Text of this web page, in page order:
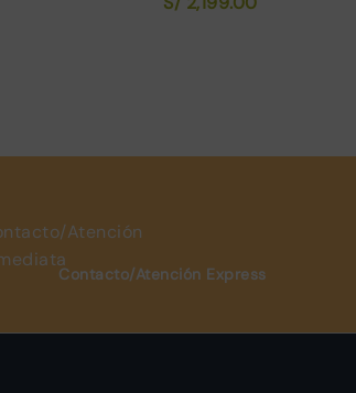
Contacto/Atención Express